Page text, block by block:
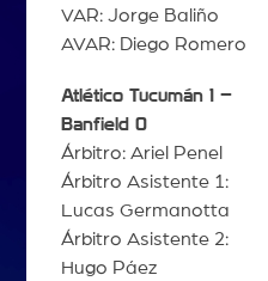
VAR: Jorge Baliño
AVAR: Diego Romero
Atlético Tucumán 1 –
Banfield 0
Árbitro: Ariel Penel
Árbitro Asistente 1:
Lucas Germanotta
Árbitro Asistente 2:
Hugo Páez